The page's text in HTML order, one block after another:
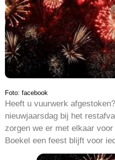
Foto: facebook
Heeft u vuurwerk
nieuwjaarsdag bij het
zorgen we er met elkaar
Boekel een feest blijft voor